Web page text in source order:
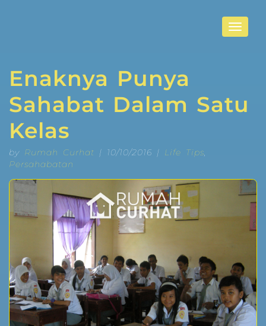
Toggle
Enaknya Punya
Sahabat Dalam Satu
Kelas
by Rumah Curhat | 10/10/2016 | Life Tips,
Persahabatan